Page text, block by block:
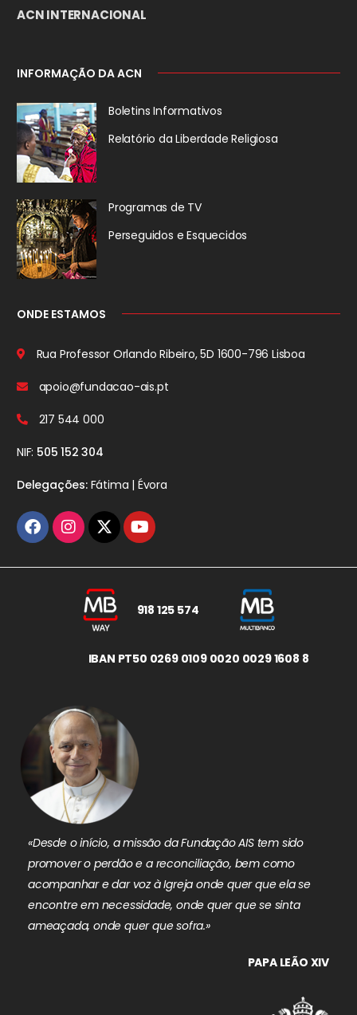
ACN INTERNACIONAL
INFORMAÇÃO DA ACN
Boletins Informativos
Relatório da Liberdade Religiosa
Programas de TV
Perseguidos e Esquecidos
ONDE ESTAMOS
Rua Professor Orlando Ribeiro, 5D 1600-796 Lisboa
apoio@fundacao-ais.pt
217 544 000
NIF: 505 152 304
Delegações:Fátima | Évora
918 125 574
IBAN PT50 0269 0109 0020 0029 1608 8
«Desde o início, a missão da Fundação AIS tem sido
promover o perdão e a reconciliação, bem como
acompanhar e dar voz à Igreja onde quer que ela se
encontre em necessidade, onde quer que se sinta
ameaçada, onde quer que sofra.»
PAPA LEÃO XIV